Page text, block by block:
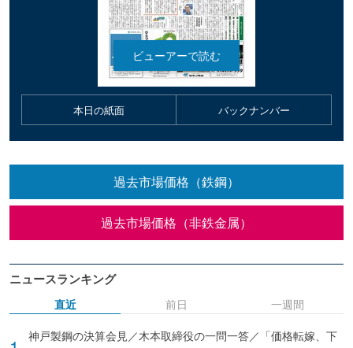
本日の紙面 バックナンバー
過去市場価格（鉄鋼）
過去市場価格（非鉄金属）
ニュースランキング
直近
神戸製鋼の決算会見／木本取締役の一問一答／「価格転嫁、下
前日 一週間